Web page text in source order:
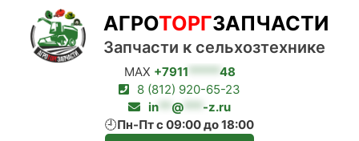
Перейти
содержимому
MAX +7911 ***** 48
8 (812) 920-65-23
in
@ *** -z.ru
🕘Пн-Пт с 09:00 до 18:00
АГРОТОРГЗАПЧАСТИ
Запчасти к сельхозтехнике